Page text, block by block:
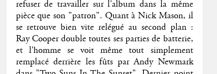
refuser de travailler sur l'album dans la même
pièce que son "patron". Quant à Nick Mason, il
se retrouve bien vite relégué au second plan :
Ray Cooper double toutes ses parties de batterie,
et l'homme se voit même tout simplement
remplacé derrière les fûts par Andy Newmark